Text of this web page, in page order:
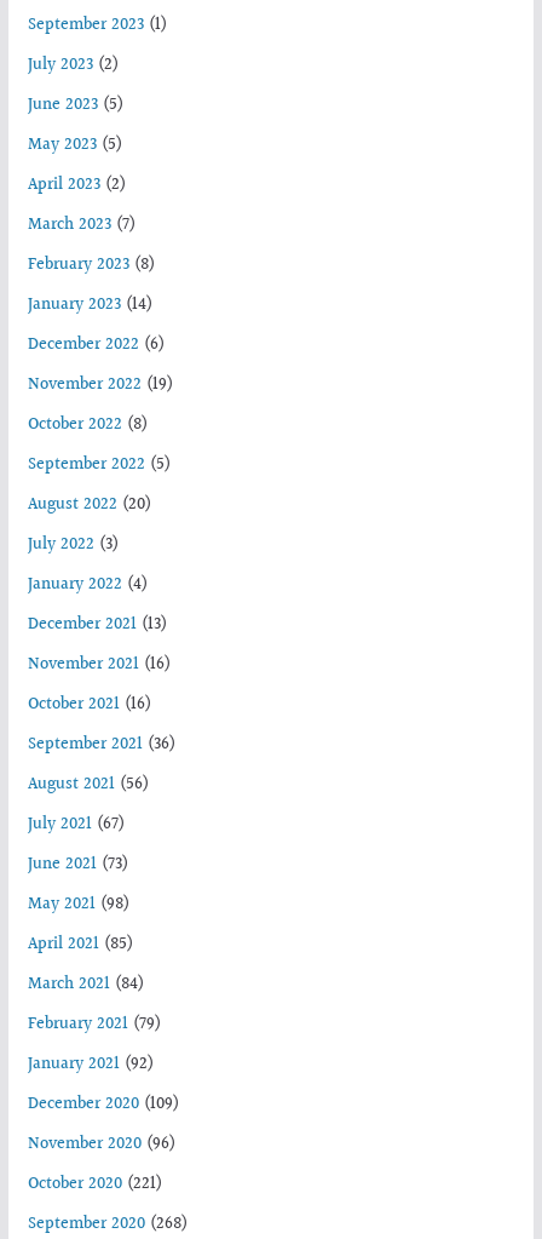
September 2023(1)
July 2023(2)
June 2023(5)
May 2023(5)
April 2023(2)
March 2023(7)
February 2023(8)
January 2023(14)
December 2022 (6)
November 2022 (19)
October 2022 (8)
September 2022 (5)
August 2022 (20)
July 2022 (3)
January 2022 (4)
December 2021(13)
November 2021(16)
October 2021(16)
September 2021(36)
August 2021(56)
July 2021(67)
June 2021(73)
May 2021(98)
April 2021(85)
March 2021(84)
February 2021(79)
January 2021(92)
December 2020(109)
November 2020(96)
October 2020(221)
September 2020(268)